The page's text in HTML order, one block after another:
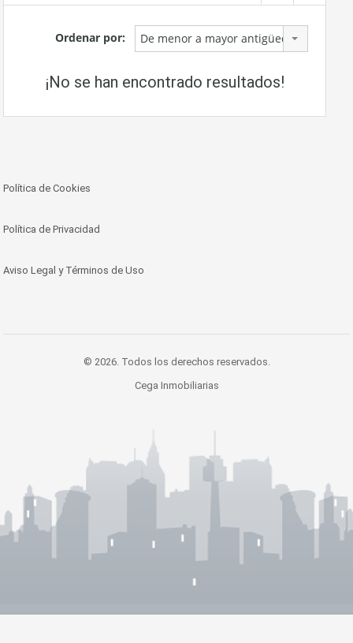
Ordenar por: De menor a mayor antigüedad
¡No se han encontrado resultados!
Política de Cookies
Política de Privacidad
Aviso Legal y Términos de Uso
© 2026. Todos los derechos reservados.
Cega Inmobiliarias